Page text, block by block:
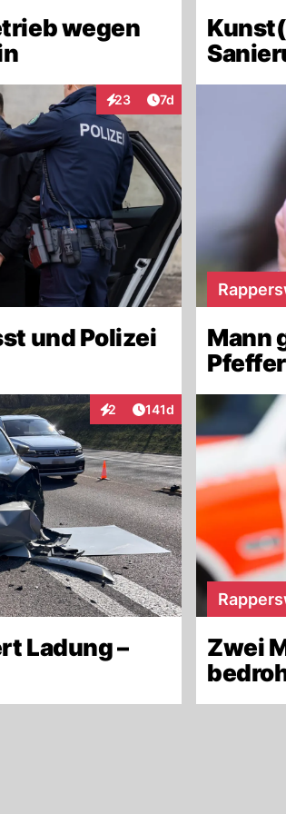
wegen
23
InteraktionenArtikel veröffentlicht:
7d
und Polizei
Mann
2
InteraktionenArtikel veröffentlicht:
141d
Ladung –
Zwei